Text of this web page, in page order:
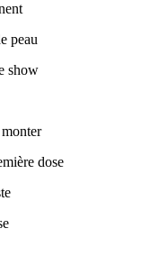
peau
show
dose